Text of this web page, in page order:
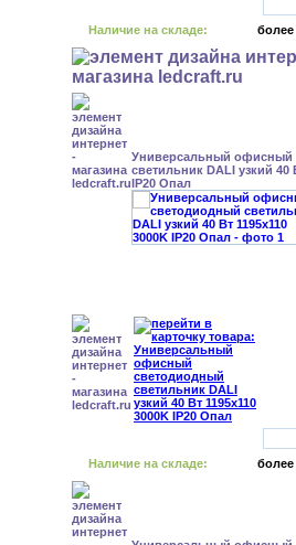
Наличие на складе: более
Универсальный офисный
светильник DALI узкий 40
IP20 Опал
Наличие на складе: более